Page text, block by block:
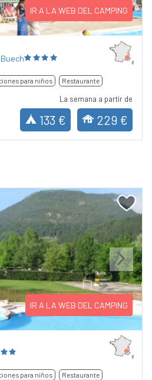
IR A LA WEB DEL CAMPING
para niños Restaurante
La semana a partir de
133 € 229 €
Next
IR A LA WEB DEL CAMPING
para niños Restaurante